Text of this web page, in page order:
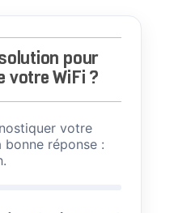
pour
votre WiFi ?
votre
réponse :